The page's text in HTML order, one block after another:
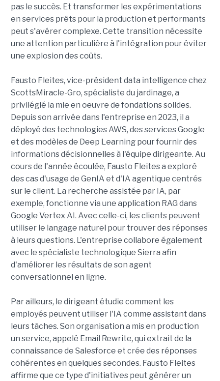
pas le succès. Et transformer les expérimentations
en services prêts pour la production et performants
peut s'avérer complexe. Cette transition nécessite
une attention particulière à l'intégration pour éviter
une explosion des coûts.
Fausto Fleites, vice-président data intelligence chez
ScottsMiracle-Gro, spécialiste du jardinage, a
privilégié la mie en oeuvre de fondations solides.
Depuis son arrivée dans l'entreprise en 2023, il a
déployé des technologies AWS, des services Google
et des modèles de Deep Learning pour fournir des
informations décisionnelles à l'équipe dirigeante. Au
cours de l'année écoulée, Fausto Fleites a exploré
des cas d'usage de GenIA et d'IA agentique centrés
sur le client. La recherche assistée par IA, par
exemple, fonctionne via une application RAG dans
Google Vertex AI. Avec celle-ci, les clients peuvent
utiliser le langage naturel pour trouver des réponses
à leurs questions. L'entreprise collabore également
avec le spécialiste technologique Sierra afin
d'améliorer les résultats de son agent
conversationnel en ligne.
Par ailleurs, le dirigeant étudie comment les
employés peuvent utiliser l'IA comme assistant dans
leurs tâches. Son organisation a mis en production
un service, appelé Email Rewrite, qui extrait de la
connaissance de Salesforce et crée des réponses
cohérentes en quelques secondes. Fausto Fleites
affirme que ce type d'initiatives peut générer un